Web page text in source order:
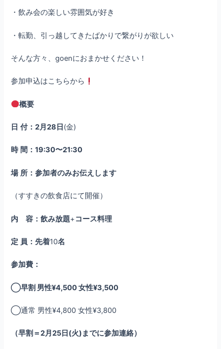
・飲み会の楽しい雰囲気が好き
・転勤、引っ越してきたばかりで繋がりが欲しい
そんな方々、goenにおまかせください！
参加申込はこちらから
概要
日 付：2月28日 (金)
時 間：19:30〜21:30
場 所：参加者のみお伝えします
（すすきの飲食店にて開催）
内 容：飲み放題+コース料理
定 員：先着10名
参加費：
◯早割 男性¥4,500 女性¥3,500
◯通常 男性¥4,800 女性¥3,800
（早割＝2月25日(火)までに参加連絡）